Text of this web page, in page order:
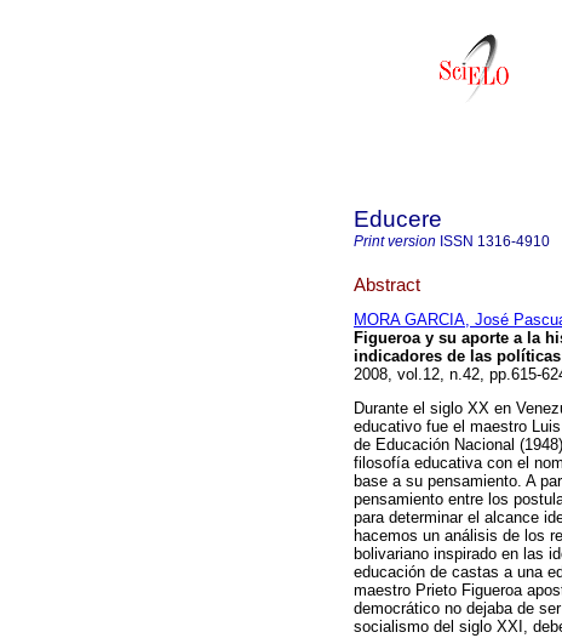
Educere
Print version ISSN 1316-4910
Abstract
MORA GARCIA, José
Figueroa y su aporte a la
indicadores de las
2008, vol.12, n.42, pp.615-
Durante el siglo XX en
educativo fue el maestro
de Educación Nacional
filosofía educativa con el
base a su pensamiento. A
pensamiento entre los
para determinar el alcance
hacemos un análisis de los
bolivariano inspirado en las
educación de castas a una
maestro Prieto Figueroa
democrático no dejaba de
socialismo del siglo XXI,